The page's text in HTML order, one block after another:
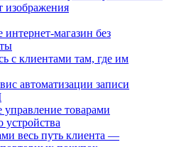
изображения
интернет-магазин без
с клиентами там, где им
автоматизации записи
товарами
устройства
весь путь клиента —